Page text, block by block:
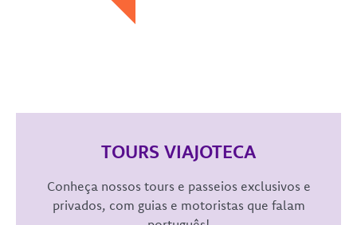
TOURS VIAJOTECA
Conheça nossos tours e passeios exclusivos e
privados, com guias e motoristas que falam